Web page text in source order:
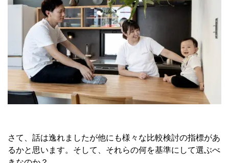
さて、話は逸れましたが他にも様々な比較検討の指標があ
るかと思います。そして、それらの何を基準にして選ぶべ